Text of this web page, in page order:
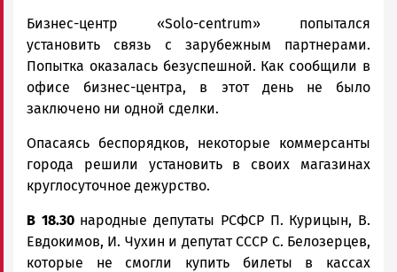
Бизнес-центр «Solo-centrum» попытался
установить связь с зарубежным партнерами.
Попытка оказалась безуспешной. Как сообщили в
офисе бизнес-центра, в этот день не было
заключено ни одной сделки.
Опасаясь беспорядков, некоторые коммерсанты
города решили установить в своих магазинах
круглосуточное дежурство.
В 18.30народные депутаты РСФСР П. Курицын, В.
Евдокимов, И. Чухин и депутат СССР С. Белозерцев,
которые не смогли купить билеты в кассах